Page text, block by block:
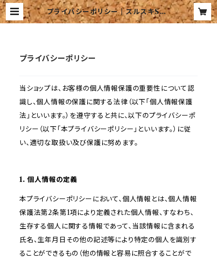
プライバシーポリシー | スルスキSho
p
プライバシーポリシー
当ショップは、お客様の個人情報保護の重要性について認
識し、個人情報の保護に関する法律（以下「個人情報保護
法」といいます。）を遵守すると共に、以下のプライバシーポ
リシー（以下「本プライバシーポリシー」といいます。）に従
い、適切な取扱い及び保護に努めます。
1. 個人情報の定義
本プライバシーポリシーにおいて、個人情報とは、個人情報
保護法第2条第1項により定義された個人情報、すなわち、
生存する個人に関する情報であって、当該情報に含まれる
氏名、生年月日その他の記述等により特定の個人を識別す
ることができるもの（他の情報と容易に照合することがで